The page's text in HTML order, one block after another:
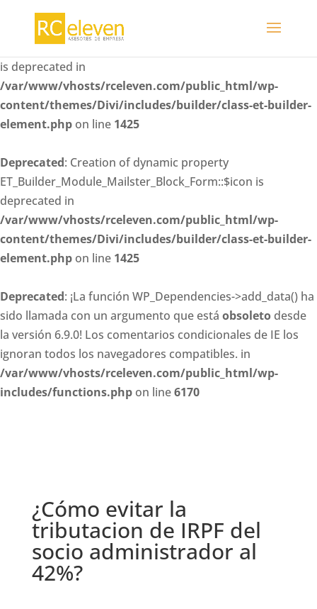
Deprecated : Creation of dynamic property
is deprecated in
/var/www/vhosts/rceleven.com/public_html/wp-
content/themes/Divi/includes/builder/class-et-builder-
element.php on line 1425
Deprecated: Creation of dynamic property
ET_Builder_Module_Mailster_Block_Form::$icon is
deprecated in
/var/www/vhosts/rceleven.com/public_html/wp-
content/themes/Divi/includes/builder/class-et-builder-
element.php on line 1425
Deprecated: ¡La función WP_Dependencies->add_data() ha
sido llamada con un argumento que está obsoleto desde
la versión 6.9.0! Los comentarios condicionales de IE los
ignoran todos los navegadores compatibles. in
/var/www/vhosts/rceleven.com/public_html/wp-
includes/functions.php on line6170
¿Cómo evitar la
tributacion de IRPF del
socio administrador al
42%?